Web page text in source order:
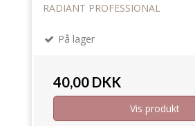
RADIANT PROFESSIONAL
På lager
40,00 DKK
Vis produkt